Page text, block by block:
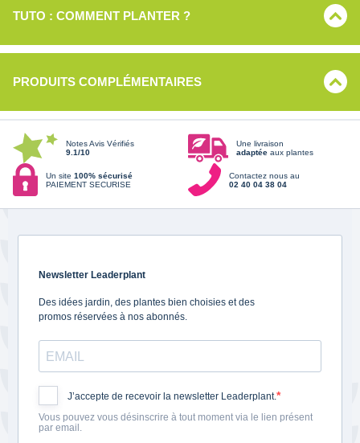
TUTO : COMMENT PLANTER ?
PRODUITS COMPLÉMENTAIRES
Notes Avis Vérifiés
9.1/10
Une livraison
adaptée aux plantes
Un site 100% sécurisé
PAIEMENT SECURISE
Contactez nous au
02 40 04 38 04
Newsletter Leaderplant
Des idées jardin, des plantes bien choisies et des
promos réservées à nos abonnés.
J’accepte de recevoir la newsletter Leaderplant.
Vous pouvez vous désinscrire à tout moment via le lien présent
par email.